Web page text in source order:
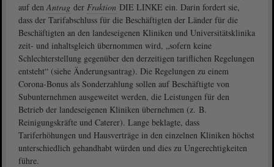
auf den Antrag der Fraktion DIE LINKE ein. Darin fordert sie,
dass der Tarifabschluss für die Beschäftigten der Länder für die
Beschäftigten an den landeseigenen Kliniken und Universitätsklinika
zeit- und inhaltsgleich übernommen wird, „sofern keine
Schlechterstellung gegenüber den derzeitigen tariflichen Regelungen
entsteht“ (siehe Änderungsantrag). Die Regelungen zu einem
Corona-Bonus als Sonderzahlung sollen auf Beschäftigte von
Subunternehmen ausgeweitet werden, die Leistungen für den
Betrieb der landeseigenen Kliniken übernehmen (z. B.
Reinigungskräfte und Caterer). Lange beklagte, dass
Tariferhöhungen und Hausverträge in den einzelnen Kliniken höchst
unterschiedlich gehandhabt würden und dies zu Ungerechtigkeiten
führe.